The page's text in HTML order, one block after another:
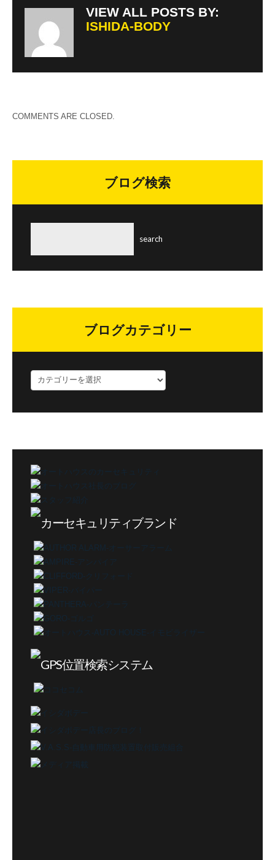
VIEW ALL POSTS BY:
ISHIDA-BODY
COMMENTS ARE CLOSED.
ブログ検索
ブログカテゴリー
ロ
ー